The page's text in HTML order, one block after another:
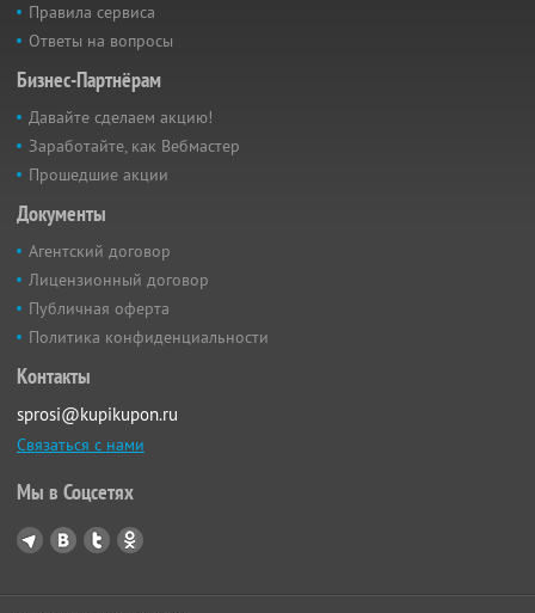
Правила сервиса
Ответы на вопросы
Бизнес-Партнёрам
Давайте сделаем акцию!
Заработайте, как Вебмастер
Прошедшие акции
Документы
Агентский договор
Лицензионный договор
Публичная оферта
Политика конфиденциальности
Контакты
sprosi@kupikupon.ru
Связаться с нами
Мы в Соцсетях